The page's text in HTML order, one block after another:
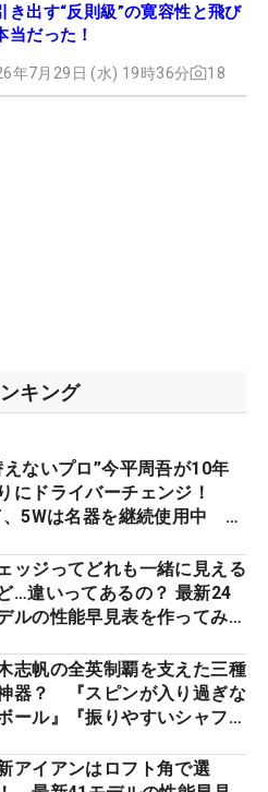
き出す“反則級”の寛容性と飛び
当だった！
年7月29日 (水) 19時36分 18
キング
えないプロ”今平周吾が10年
にドライバーチェンジ！
、5Wは名器を継続使用中 #
ッジってどれも一緒に見える
…違いってあるの？ 最新24
ルの性能早見表を作ってみ
志帆の全英制覇を支えた三種
器？ 『スピンが入り過ぎな
ール』『振りやすいシャフ
#女子プロセッティング
アイアンはロフト角で選